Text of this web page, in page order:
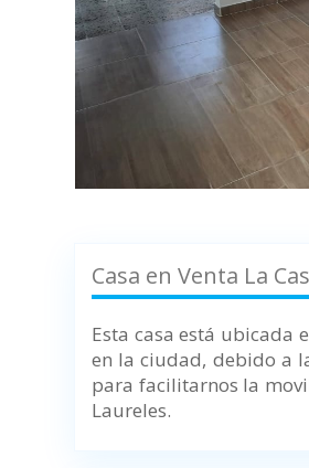
Casa en Venta La
Esta casa está ubicada
en la ciudad, debido a
para facilitarnos la
Laureles.